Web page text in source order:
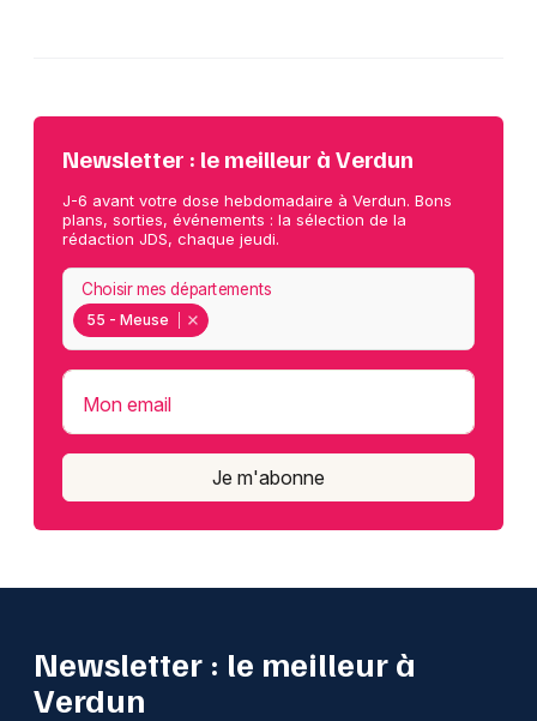
Newsletter : le meilleur à Verdun
J-6 avant votre dose hebdomadaire à Verdun. Bons
plans, sorties, événements : la sélection de la
rédaction JDS, chaque jeudi.
55 - Meuse
Choisir mes départements
Mon email
Je m'abonne
Newsletter : le meilleur à
Verdun